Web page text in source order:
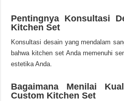
Pentingnya Konsultasi
Kitchen Set
Konsultasi desain yang mendalam
bahwa kitchen set Anda memenuhi
estetika Anda.
Bagaimana Menilai
Custom Kitchen Set